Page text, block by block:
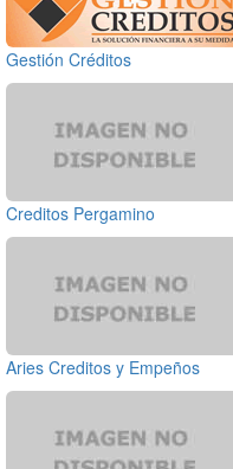
Gestión Créditos
Creditos Pergamino
Aries Creditos y Empeños